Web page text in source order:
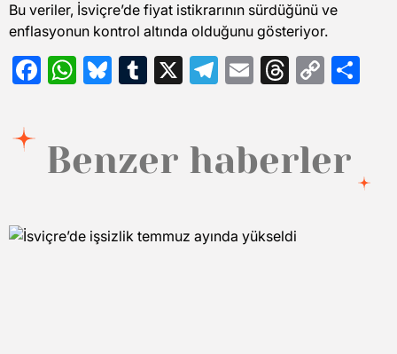
Bu veriler, İsviçre’de fiyat istikrarının sürdüğünü ve
enflasyonun kontrol altında olduğunu gösteriyor.
Facebook
WhatsApp
Bluesky
Tumblr
X Telegram
EmailThreads
Copy
Benzer haberler